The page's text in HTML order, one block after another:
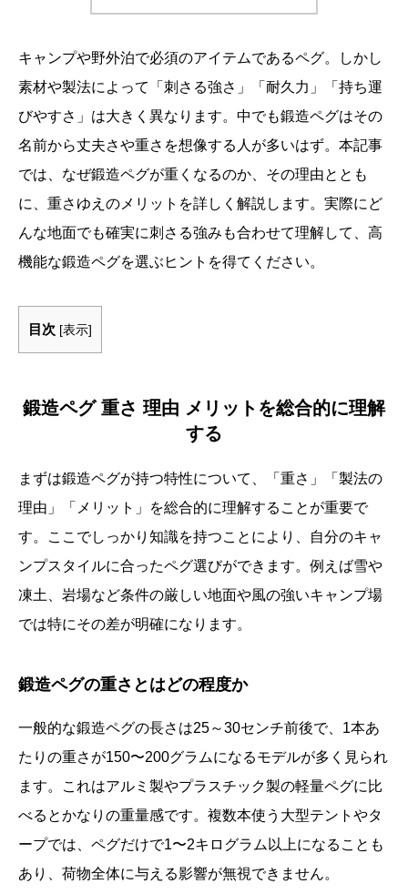
キャンプや野外泊で必須のアイテムであるペグ。しかし
素材や製法によって「刺さる強さ」「耐久力」「持ち運
びやすさ」は大きく異なります。中でも鍛造ペグはその
名前から丈夫さや重さを想像する人が多いはず。本記事
では、なぜ鍛造ペグが重くなるのか、その理由ととも
に、重さゆえのメリットを詳しく解説します。実際にど
んな地面でも確実に刺さる強みも合わせて理解して、高
機能な鍛造ペグを選ぶヒントを得てください。
目次 [表示]
鍛造ペグ 重さ 理由 メリットを総合的に理解
する
まずは鍛造ペグが持つ特性について、「重さ」「製法の
理由」「メリット」を総合的に理解することが重要で
す。ここでしっかり知識を持つことにより、自分のキャ
ンプスタイルに合ったペグ選びができます。例えば雪や
凍土、岩場など条件の厳しい地面や風の強いキャンプ場
では特にその差が明確になります。
鍛造ペグの重さとはどの程度か
一般的な鍛造ペグの長さは25～30センチ前後で、1本あ
たりの重さが150〜200グラムになるモデルが多く見られ
ます。これはアルミ製やプラスチック製の軽量ペグに比
べるとかなりの重量感です。複数本使う大型テントやタ
ープでは、ペグだけで1〜2キログラム以上になることも
あり、荷物全体に与える影響が無視できません。